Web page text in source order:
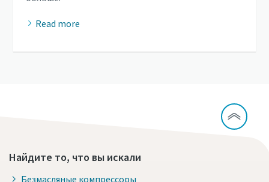
Read more
Найдите то, что вы искали
Безмасляные компрессоры